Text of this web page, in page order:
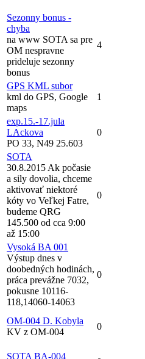
Sezonny bonus -
chyba
na www SOTA sa pre
OM nespravne
prideluje sezonny
bonus
4
GPS KML subor
kml do GPS, Google
maps
1
exp.15.-17.jula
LAckova
PO 33, N49 25.603
0
SOTA
30.8.2015 Ak počasie
a sily dovolia, chceme
aktivovať niektoré
kóty vo Veľkej Fatre,
budeme QRG
145.500 od cca 9:00
až 15:00
0
Vysoká BA 001
Výstup dnes v
doobedných hodinách,
práca prevážne 7032,
pokusne 10116-
118,14060-14063
0
OM-004 D. Kobyla
KV z OM-004
0
SOTA BA-004